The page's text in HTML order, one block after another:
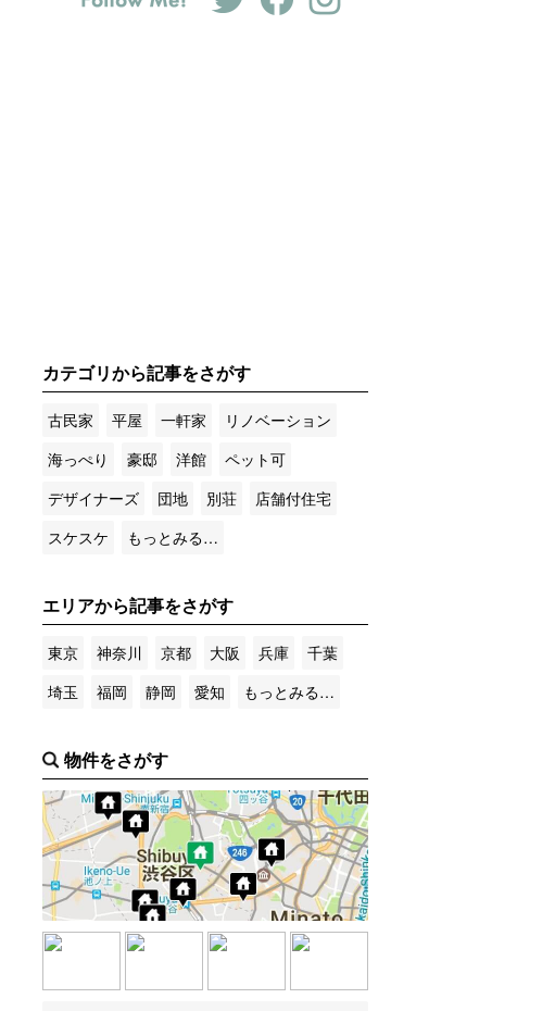
カテゴリから記事をさがす
古民家 平屋 一軒家
リノベーション
海っぺり
豪邸 洋館
ペット可
デザイナーズ
団地 別荘
店舗付住宅
スケスケ
もっとみる…
エリアから記事をさがす
東京 神奈川 京都 大阪 兵庫
千葉
埼玉
福岡 静岡 愛知 もっとみる…
物件をさがす